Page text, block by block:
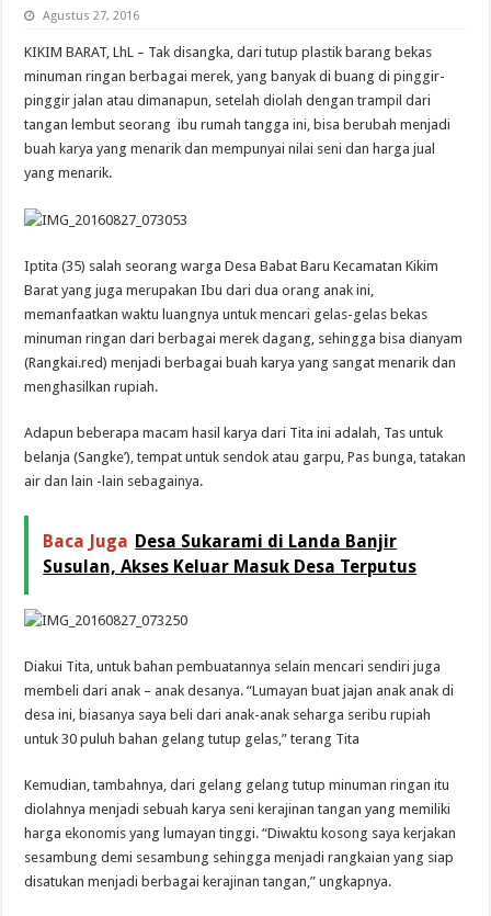
Agustus 27, 2016
KIKIM BARAT, LhL – Tak disangka, dari tutup plastik barang bekas
minuman ringan berbagai merek, yang banyak di buang di pinggir-
pinggir jalan atau dimanapun, setelah diolah dengan trampil dari
tangan lembut seorang ibu rumah tangga ini, bisa berubah menjadi
buah karya yang menarik dan mempunyai nilai seni dan harga jual
yang menarik.
Iptita (35) salah seorang warga Desa Babat Baru Kecamatan Kikim
Barat yang juga merupakan Ibu dari dua orang anak ini,
memanfaatkan waktu luangnya untuk mencari gelas-gelas bekas
minuman ringan dari berbagai merek dagang, sehingga bisa dianyam
(Rangkai.red) menjadi berbagai buah karya yang sangat menarik dan
menghasilkan rupiah.
Adapun beberapa macam hasil karya dari Tita ini adalah, Tas untuk
belanja (Sangke’), tempat untuk sendok atau garpu, Pas bunga, tatakan
air dan lain -lain sebagainya.
Baca Juga Desa Sukarami di Landa Banjir
Susulan, Akses Keluar Masuk Desa Terputus
Diakui Tita, untuk bahan pembuatannya selain mencari sendiri juga
membeli dari anak – anak desanya. “Lumayan buat jajan anak anak di
desa ini, biasanya saya beli dari anak-anak seharga seribu rupiah
untuk 30 puluh bahan gelang tutup gelas,” terang Tita
Kemudian, tambahnya, dari gelang gelang tutup minuman ringan itu
diolahnya menjadi sebuah karya seni kerajinan tangan yang memiliki
harga ekonomis yang lumayan tinggi. “Diwaktu kosong saya kerjakan
sesambung demi sesambung sehingga menjadi rangkaian yang siap
disatukan menjadi berbagai kerajinan tangan,” ungkapnya.